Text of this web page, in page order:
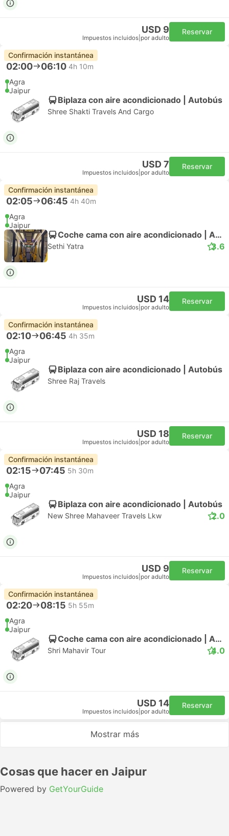
USD 9
Impuestos incluidos por adulto
Reservar
Confirmación instantánea
02:00 06:10 4h 10m
Agra
Jaipur
Biplaza con aire acondicionado | Autobús
Shree Shakti Travels And Cargo
USD 7
Impuestos incluidos por adulto
Reservar
Confirmación instantánea
02:05 06:45 4h 40m
Agra
Jaipur
Coche cama con aire acondicionado | Autobús
Sethi Yatra 3.6
USD 14
Impuestos incluidos por adulto
Reservar
Confirmación instantánea
02:10 06:45 4h 35m
Agra
Jaipur
Biplaza con aire acondicionado | Autobús
Shree Raj Travels
USD 18
Impuestos incluidos por adulto
Reservar
Confirmación instantánea
02:15 07:45 5h 30m
Agra
Jaipur
Biplaza con aire acondicionado | Autobús
New Shree Mahaveer Travels Lkw 2.0
USD 9
Impuestos incluidos por adulto
Reservar
Confirmación instantánea
02:20 08:15 5h 55m
Agra
Jaipur
Coche cama con aire acondicionado | Autobús
Shri Mahavir Tour 4.0
USD 14
Impuestos incluidos por adulto
Reservar
Mostrar más
Cosas que hacer en Jaipur
Powered by GetYourGuide